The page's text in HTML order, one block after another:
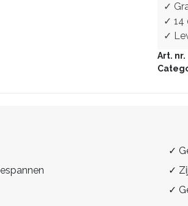
✓
✓ 14
✓
Art. nr.
✓
✓
✓